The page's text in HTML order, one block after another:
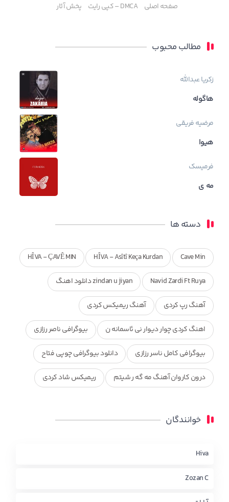
صفحه اصلی DMCA – کپی رایت پخش آثار
مطالب محبوب
زکریا عبدالله
هاگوله
مرضیه فریقی
هیوا
فرمیسک
مه ی
دسته ها
Cave Min
HÎVA - Asîtî Keça Kurdan
HÎVA - ÇAVÊ MIN
Navid Zardi Ft Ruya zindan u jiyan دانلود اهنگ
آهنگ رپ کردی آهنگ ریمیکس کردی
اهنگ کردی چوار دیوار نی ئاسمانه ن بیوگرافی ناصر رزازی
بیوگرافی کامل ناسر رزازی دانلود بیوگرافی چوپی فتاح
درون کاروان آهنگ مه گه ر شیتم ریمیکس شاد کردی
محمد جزا
چاو من
خوانندگان
Hiva
Zozan C